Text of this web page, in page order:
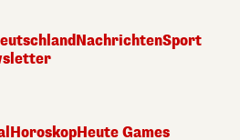
NachrichtenSport
HoroskopHeute Games